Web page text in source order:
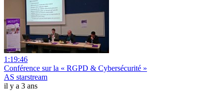
1:19:46
Conférence sur la « RGPD & Cybersécurité »
AS starstream
il y a 3 ans